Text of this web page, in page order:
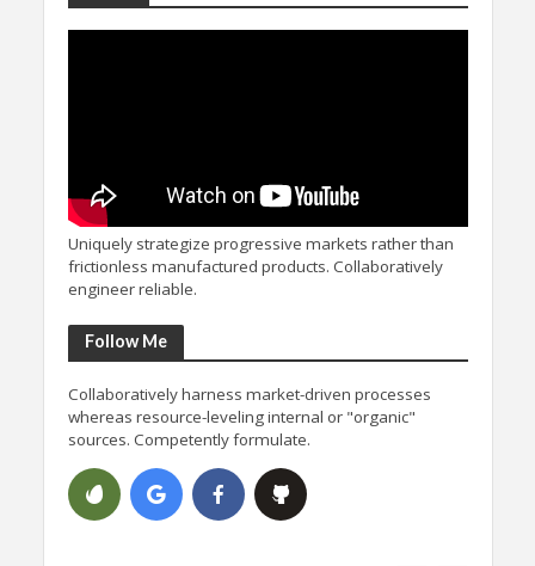
Uniquely strategize progressive markets rather than
frictionless manufactured products. Collaboratively
engineer reliable.
Follow Me
Collaboratively harness market-driven processes
whereas resource-leveling internal or "organic"
sources. Competently formulate.